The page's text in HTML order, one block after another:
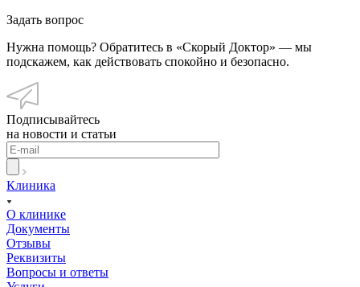
Задать вопрос
Нужна помощь? Обратитесь в «Скорый Доктор» — мы
подскажем, как действовать спокойно и безопасно.
Подписывайтесь
на новости и статьи
Клиника
О клинике
Документы
Отзывы
Реквизиты
Вопросы и ответы